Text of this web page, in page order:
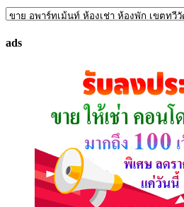
ค้นหา
ที่
ads